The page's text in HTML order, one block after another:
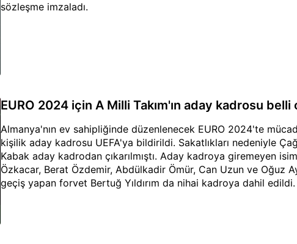
sözleşme imzaladı.
EURO 2024 için A Milli Takım'ın aday kadrosu belli
Almanya'nın ev sahipliğinde düzenlenecek EURO 2024'te
kişilik aday kadrosu UEFA'ya bildirildi. Sakatlıkları nedeniyle
Kabak aday kadrodan çıkarılmıştı. Aday kadroya giremeyen
Özkacar, Berat Özdemir, Abdülkadir Ömür, Can Uzun ve Oğuz
geçiş yapan forvet Bertuğ Yıldırım da nihai kadroya dahil edildi.